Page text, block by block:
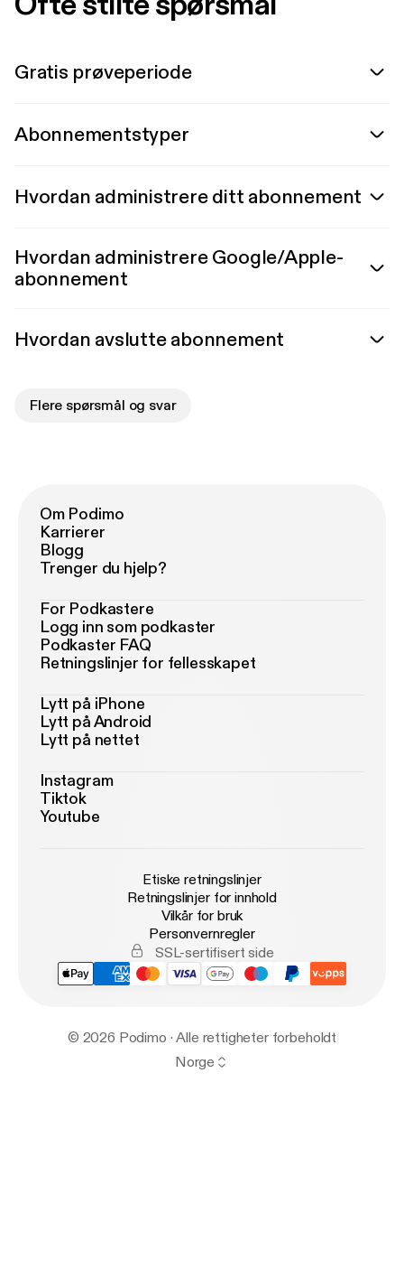
Gratis prøveperiode
Abonnementstyper
Hvordan administrere ditt abonnement
Hvordan administrere Google/Apple-
abonnement
Hvordan avslutte abonnement
Flere spørsmål og svar
Om Podimo
Karrierer
Blogg
Trenger du hjelp?
For Podkastere
Logg inn som podkaster
Podkaster FAQ
Retningslinjer for fellesskapet
Lytt på iPhone
Lytt på Android
Lytt på nettet
Instagram
Tiktok
Youtube
Etiske retningslinjer
Retningslinjer for innhold
Vilkår for bruk
Personvernregler
SSL-sertifisert side
© 2026 Podimo · Alle rettigheter forbeholdt
Norge